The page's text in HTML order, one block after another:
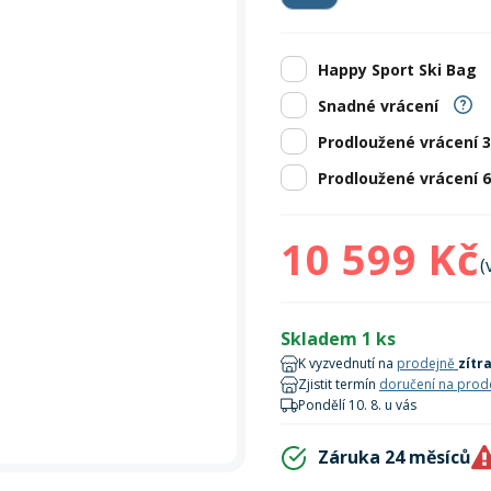
Zobrazit vše
Zobrazit vše
Zobrazit vše
Happy Sport Ski Bag
Snadné vrácení
Prodloužené vrácení
Prodloužené vrácení
10 599 Kč
Skladem 1 ks
K vyzvednutí na prodejně zítra
Zjistit termín doručení na
Pondělí 10. 8. u vás
Záruka 24 měsíců